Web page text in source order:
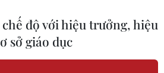
độ với hiệu trưởng, hiệu
sở giáo dục